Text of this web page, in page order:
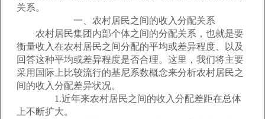
关系。
一、农村居民之间的收入分配关系
农村居民集团内部个体之间的分配关系，也就是要
衡量收入在农村居民之间分配的平均或差异程度、以及
回答这种平均或差异程度是否合理。这里，我们将主要
采用国际上比较流行的基尼系数概念来分析农村居民之
间的收入分配差异状况。
1.近年来农村居民之间的收入分配差距在总体
上不断扩大。